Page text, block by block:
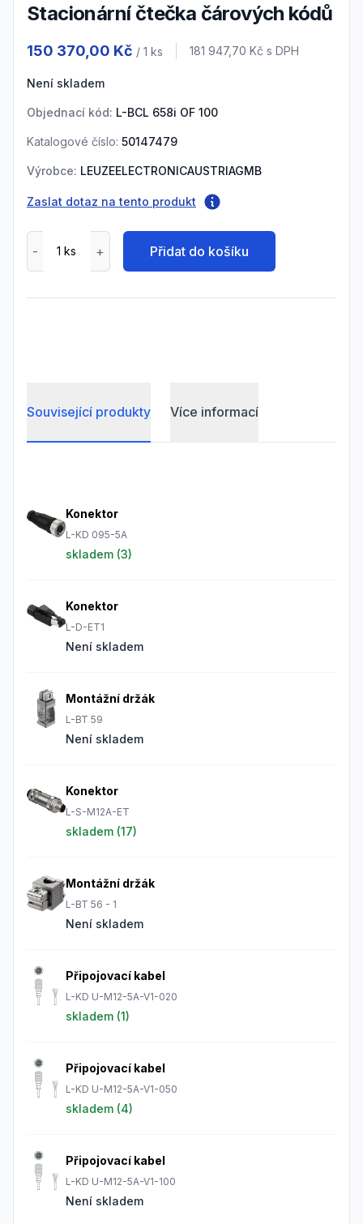
Stacionární čtečka čárových kódů
150 370,00 Kč / 1 ks Cena s DPH
181 947,70 Kč s DPH
Není skladem
Objednací kód: L-BCL 658i OF 100
Katalogové číslo: 50147479
Výrobce: LEUZEELECTRONICAUSTRIAGMB
Zaslat dotaz na tento produkt
Přidat do košíku
Související produkty Více informací
Konektor
L-KD 095-5A
skladem (3)
Konektor
L-D-ET1
Není skladem
Montážní držák
L-BT 59
Není skladem
Konektor
L-S-M12A-ET
skladem (17)
Montážní držák
L-BT 56 - 1
Není skladem
Připojovací kabel
L-KD U-M12-5A-V1-020
skladem (1)
Připojovací kabel
L-KD U-M12-5A-V1-050
skladem (4)
Připojovací kabel
L-KD U-M12-5A-V1-100
Není skladem